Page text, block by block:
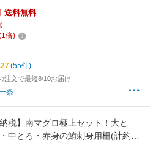
日 まぐろ 鮪 刺身 海鮮丼 手巻き
み 御祝 プレゼント 高級）《pbt-
[[大中セット-2p]
送料無料
1倍)
(55件)
注文で最短8/10お届け
条
納税】南マグロ極上セット！大と
中とろ・赤身の鮪刺身用柵(計約